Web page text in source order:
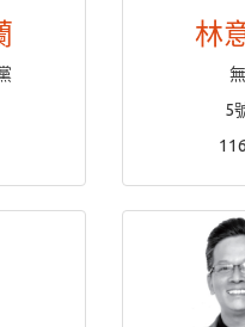
林
無
5